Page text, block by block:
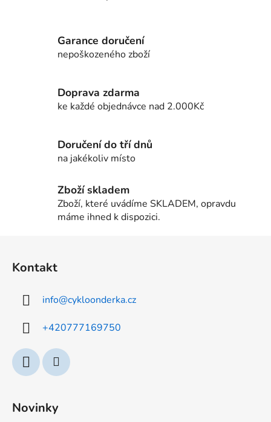
á
d
í
p
k
y
p
i
Garance doručení
nepoškozeného zboží
Doprava zdarma
ke každé objednávce nad 2.000Kč
Doručení do tří dnů
na jakékoliv místo
Zboží skladem
Zboží, které uvádíme SKLADEM, opravdu
máme ihned k dispozici.
Kontakt
info@cykloonderka.cz
+420777169750
Novinky